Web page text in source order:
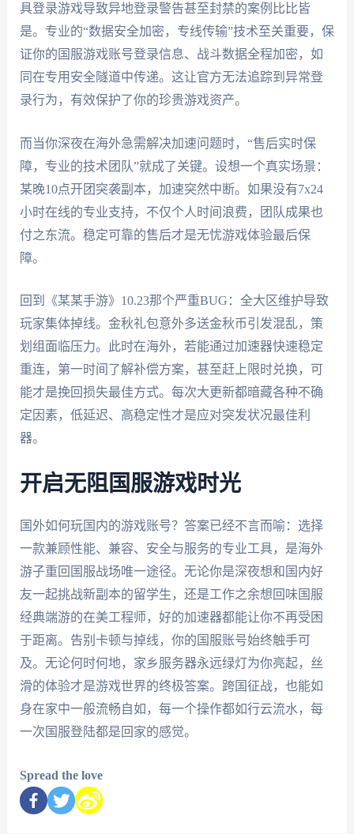
具登录游戏导致异地登录警告甚至封禁的案例比比皆
是。专业的“数据安全加密，专线传输”技术至关重要，保
证你的国服游戏账号登录信息、战斗数据全程加密，如
同在专用安全隧道中传递。这让官方无法追踪到异常登
录行为，有效保护了你的珍贵游戏资产。
而当你深夜在海外急需解决加速问题时，“售后实时保
障，专业的技术团队”就成了关键。设想一个真实场景：
某晚10点开团突袭副本，加速突然中断。如果没有7x24
小时在线的专业支持，不仅个人时间浪费，团队成果也
付之东流。稳定可靠的售后才是无忧游戏体验最后保
障。
回到《某某手游》10.23那个严重BUG：全大区维护导致
玩家集体掉线。金秋礼包意外多送金秋币引发混乱，策
划组面临压力。此时在海外，若能通过加速器快速稳定
重连，第一时间了解补偿方案，甚至赶上限时兑换，可
能才是挽回损失最佳方式。每次大更新都暗藏各种不确
定因素，低延迟、高稳定性才是应对突发状况最佳利
器。
开启无阻国服游戏时光
国外如何玩国内的游戏账号？答案已经不言而喻：选择
一款兼顾性能、兼容、安全与服务的专业工具，是海外
游子重回国服战场唯一途径。无论你是深夜想和国内好
友一起挑战新副本的留学生，还是工作之余想回味国服
经典端游的在美工程师，好的加速器都能让你不再受困
于距离。告别卡顿与掉线，你的国服账号始终触手可
及。无论何时何地，家乡服务器永远绿灯为你亮起，丝
滑的体验才是游戏世界的终极答案。跨国征战，也能如
身在家中一般流畅自如，每一个操作都如行云流水，每
一次国服登陆都是回家的感觉。
Spread the love